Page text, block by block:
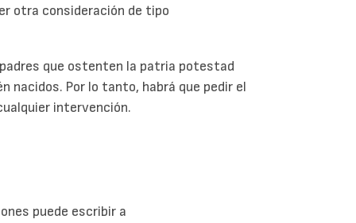
otra consideración de tipo
que ostenten la patria potestad
nacidos. Por lo tanto, habrá que pedir el
intervención.
puede escribir a